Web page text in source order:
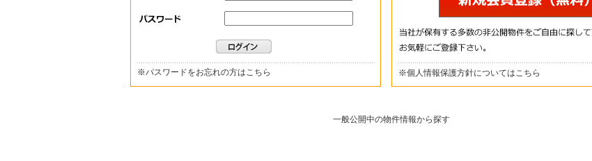
※パスワードをお忘れの方はこちら ※個人情報保護方針についてはこちら
一般公開中の物件情報から探す